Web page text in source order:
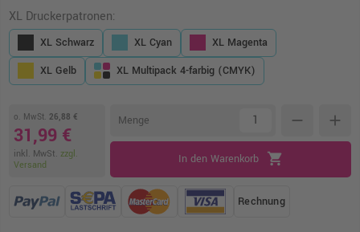
XL Druckerpatronen:
XL Schwarz XL Cyan
XL Magenta
XL Gelb
XL Multipack 4-farbig (CMYK)
o. MwSt. 26,88 €
31,99 €
inkl. MwSt. zzgl.
Versand
Menge remove add
In den Warenkorb shopping_cart
Rechnung